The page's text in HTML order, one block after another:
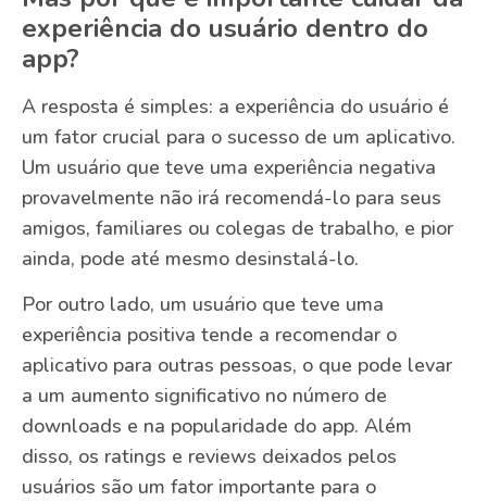
experiência do usuário dentro do
app?
A resposta é simples: a experiência do usuário é
um fator crucial para o sucesso de um aplicativo.
Um usuário que teve uma experiência negativa
provavelmente não irá recomendá-lo para seus
amigos, familiares ou colegas de trabalho, e pior
ainda, pode até mesmo desinstalá-lo.
Por outro lado, um usuário que teve uma
experiência positiva tende a recomendar o
aplicativo para outras pessoas, o que pode levar
a um aumento significativo no número de
downloads e na popularidade do app. Além
disso, os ratings e reviews deixados pelos
usuários são um fator importante para o